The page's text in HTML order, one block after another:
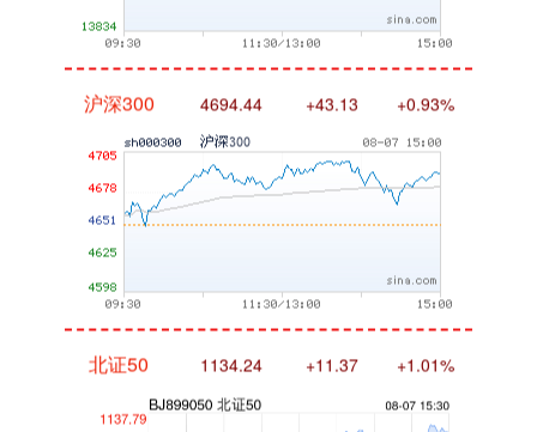
沪深300 4694.44 +43.13 +0.93%
北证50 1134.24 +11.37 +1.01%